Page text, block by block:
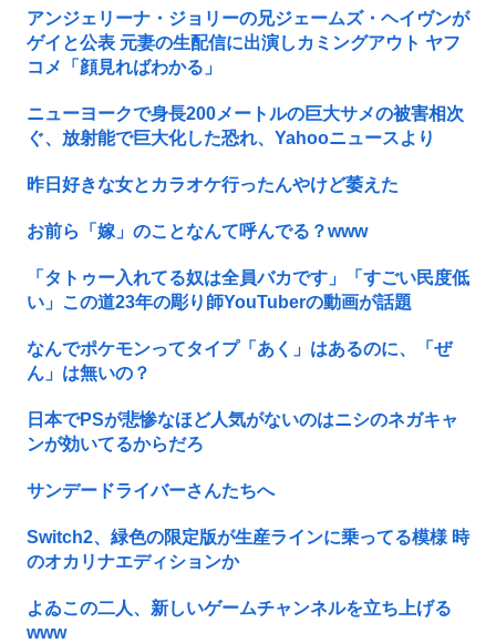
アンジェリーナ・ジョリーの兄ジェームズ・ヘイヴンが
ゲイと公表 元妻の生配信に出演しカミングアウト ヤフ
コメ「顔見ればわかる」
ニューヨークで身長200メートルの巨大サメの被害相次
ぐ、放射能で巨大化した恐れ、Yahooニュースより
昨日好きな女とカラオケ行ったんやけど萎えた
お前ら「嫁」のことなんて呼んでる？www
「タトゥー入れてる奴は全員バカです」「すごい民度低
い」この道23年の彫り師YouTuberの動画が話題
なんでポケモンってタイプ「あく」はあるのに、「ぜ
ん」は無いの？
日本でPSが悲惨なほど人気がないのはニシのネガキャ
ンが効いてるからだろ
サンデードライバーさんたちへ
Switch2、緑色の限定版が生産ラインに乗ってる模様 時
のオカリナエディションか
よゐこの二人、新しいゲームチャンネルを立ち上げる
www